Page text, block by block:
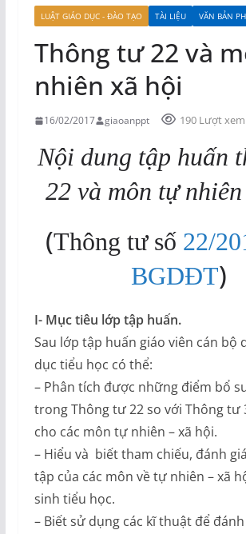
LUẬT GIÁO DỤC - ĐÀO TẠO TÀI LIỆU VĂN BẢN
Thông tư 22 và
nhiên xã hội
16/02/2017 giaoanppt 190 Lượt xem
Nội dung tập huấn
22 và môn tự
(Thông tư số 22/
BGDĐT)
I- Mục tiêu lớp tập huấn.
Sau lớp tập huấn giáo viên cán bộ
dục tiểu học có thể:
– Phân tích được những điểm bổ
trong Thông tư 22 so với Thông tư
cho các môn tự nhiên – xã hội.
– Hiểu và biết tham chiếu, đánh
tập của các môn về tự nhiên – xã
sinh tiểu học.
– Biết sử dụng các kĩ thuật để